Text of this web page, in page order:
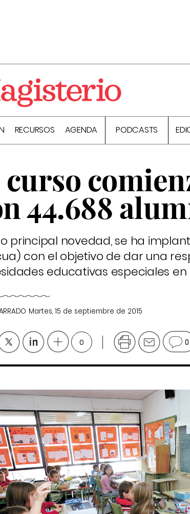
RECURSOS AGENDA PODCASTS
44.688
principal novedad, se ha
con el objetivo de dar una
educativas especiales en
Martes, 15 de septiembre de 2015
0 0